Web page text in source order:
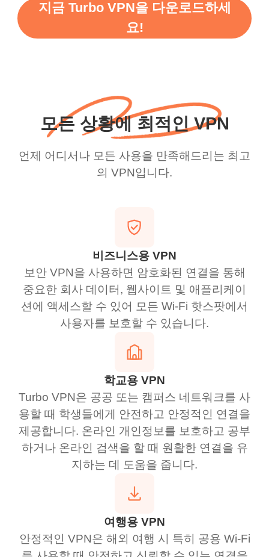
지금 Turbo VPN을 다운로드하세
요!
모든 상황에 최적인 VPN
언제 어디서나 모든 사용을 만족해드리는 최고
의 VPN입니다.
비즈니스용 VPN
보안 VPN을 사용하면 암호화된 연결을 통해
중요한 회사 데이터, 웹사이트 및 애플리케이
션에 액세스할 수 있어 모든 Wi-Fi 핫스팟에서
사용자를 보호할 수 있습니다.
학교용 VPN
Turbo VPN은 공공 또는 캠퍼스 네트워크를 사
용할 때 학생들에게 안전하고 안정적인 연결을
제공합니다. 온라인 개인정보를 보호하고 공부
하거나 온라인 검색을 할 때 원활한 연결을 유
지하는 데 도움을 줍니다.
여행용 VPN
안정적인 VPN은 해외 여행 시 특히 공용 Wi-Fi